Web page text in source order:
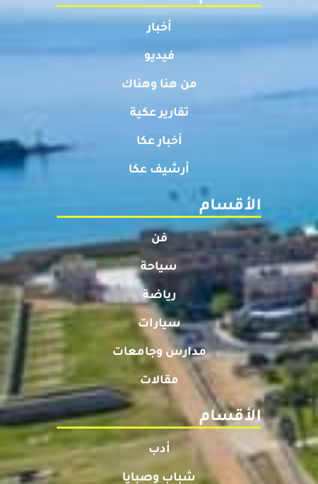
أخبار
فيديو
من هنا وهناك
تقارير عكية
أخبار عكا
أرشيف عكا
الأقسام
فن
سياحة
رياضة
سيارات
مدارس وجامعات
مقالات
الأقسام
أدب
شباب وصبايا